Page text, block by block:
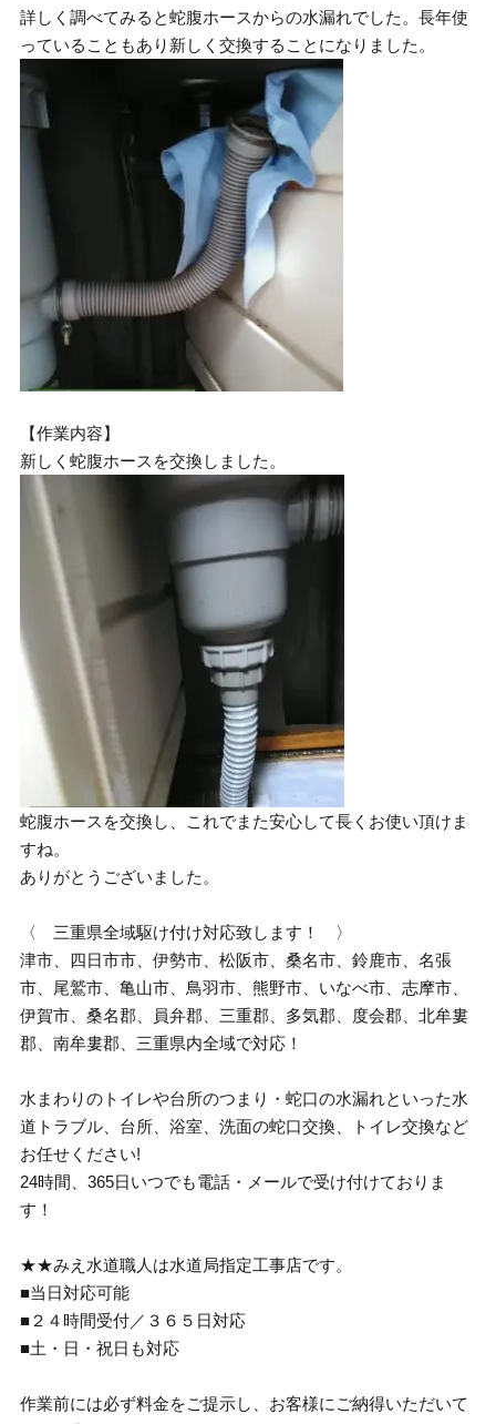
詳しく調べてみると蛇腹ホースからの水漏れでした。長年使
っていることもあり新しく交換することになりました。
【作業内容】
新しく蛇腹ホースを交換しました。
蛇腹ホースを交換し、これでまた安心して長くお使い頂けま
すね。
ありがとうございました。
〈 三重県全域駆け付け対応致します！ 〉
津市、四日市市、伊勢市、松阪市、桑名市、鈴鹿市、名張
市、尾鷲市、亀山市、鳥羽市、熊野市、いなべ市、志摩市、
伊賀市、桑名郡、員弁郡、三重郡、多気郡、度会郡、北牟婁
郡、南牟婁郡、三重県内全域で対応！
水まわりのトイレや台所のつまり・蛇口の水漏れといった水
道トラブル、台所、浴室、洗面の蛇口交換、トイレ交換など
お任せください!
24時間、365日いつでも電話・メールで受け付けておりま
す！
★★みえ水道職人は水道局指定工事店です。
■当日対応可能
■２４時間受付／３６５日対応
■土・日・祝日も対応
作業前には必ず料金をご提示し、お客様にご納得いただいて